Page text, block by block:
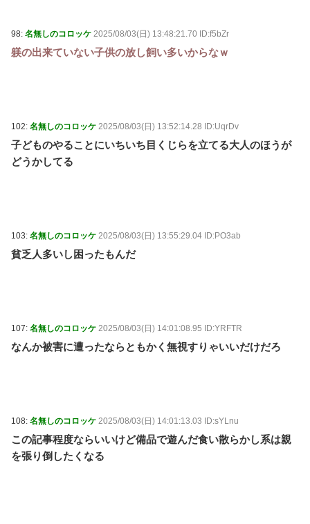
98: 名無しのコロッケ 2025/08/03(日) 13:48:21.70 ID:f5bZr
躾の出来ていない子供の放し飼い多いからなｗ
102: 名無しのコロッケ 2025/08/03(日) 13:52:14.28 ID:UqrDv
子どものやることにいちいち目くじらを立てる大人のほうが
どうかしてる
103: 名無しのコロッケ 2025/08/03(日) 13:55:29.04 ID:PO3ab
貧乏人多いし困ったもんだ
107: 名無しのコロッケ 2025/08/03(日) 14:01:08.95 ID:YRFTR
なんか被害に遭ったならともかく無視すりゃいいだけだろ
108: 名無しのコロッケ 2025/08/03(日) 14:01:13.03 ID:sYLnu
この記事程度ならいいけど備品で遊んだ食い散らかし系は親
を張り倒したくなる